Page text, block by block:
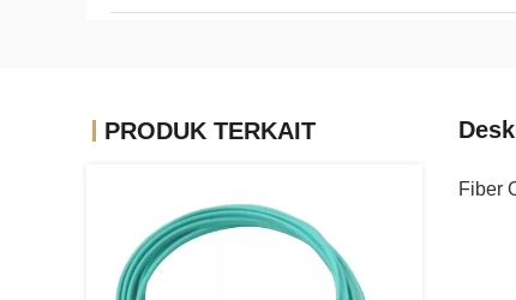
PRODUK TERKAIT
Fiber